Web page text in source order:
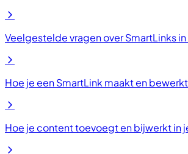
Veelgestelde vragen over SmartLinks
Hoe je een SmartLink maakt en
Hoe je content toevoegt en bijwerkt in